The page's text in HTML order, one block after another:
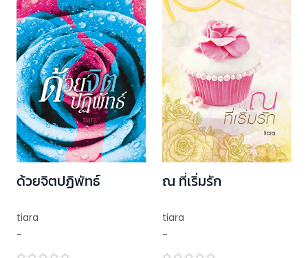
ด้วยจิตปฏิพัทธ์
tiara
-
ณ ที่เริ่มรัก
tiara
-